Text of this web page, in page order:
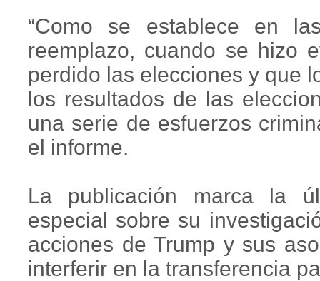
“Como se establece en
reemplazo, cuando se hizo
perdido las elecciones y que
los resultados de las
una serie de esfuerzos
el informe.
La publicación marca la
especial sobre su
acciones de Trump y sus
interferir en la transferencia